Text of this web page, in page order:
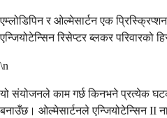
एम्लोडिपिन र ओल्मेसार्टन एक
एन्जियोटेन्सिन रिसेप्टर ब्लकर परिवारको
\n
यो संयोजनले काम गर्छ किनभने प्रत्येक
बनाउँछ। ओल्मेसार्टनले एन्जियोटेन्सिन II